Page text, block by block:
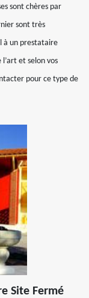
sont chères par
sont très
à un prestataire
et selon vos
pour ce type de
Site Fermé